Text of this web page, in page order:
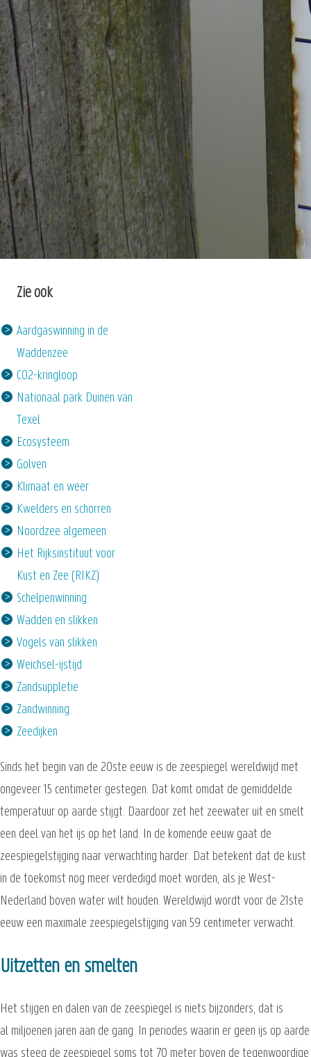
Zie ook
Aardgaswinning in de
Waddenzee
CO2-kringloop
Nationaal park Duinen van
Texel
Ecosysteem
Golven
Klimaat en weer
Kwelders en schorren
Noordzee algemeen
Het Rijksinstituut voor
Kust en Zee (RIKZ)
Schelpenwinning
Wadden en slikken
Vogels van slikken
Weichsel-ijstijd
Zandsuppletie
Zandwinning
Zeedijken
Sinds het begin van de 20ste eeuw is de zeespiegel wereldwijd met
ongeveer 15 centimeter gestegen. Dat komt omdat de gemiddelde
temperatuur op aarde stijgt. Daardoor zet het zeewater uit en smelt
een deel van het ijs op het land. In de komende eeuw gaat de
zeespiegelstijging naar verwachting harder. Dat betekent dat de kust
in de toekomst nog meer verdedigd moet worden, als je West-
Nederland boven water wilt houden. Wereldwijd wordt voor de 21ste
eeuw een maximale zeespiegelstijging van 59 centimeter verwacht.
Uitzetten en smelten
Het stijgen en dalen van de zeespiegel is niets bijzonders, dat is
al miljoenen jaren aan de gang. In periodes waarin er geen ijs op aarde
was steeg de zeespiegel soms tot 70 meter boven de tegenwoordige